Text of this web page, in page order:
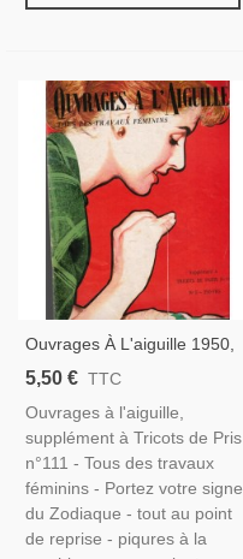
Ouvrages À L'aiguille 1950,
Tricots De Paris - Magazine
Mode 1950
5,50 € TTC
Ouvrages à l'aiguille,
supplément à Tricots de Pris
n°111 - Tous des travaux
féminins - Portez votre signe
du Zodiaque - tout au point
de reprise - piqures à la